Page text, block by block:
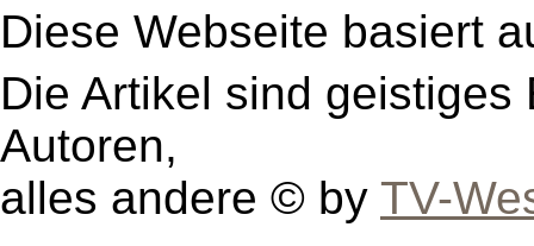
Diese Webseite basiert
Die Artikel sind
Autoren,
alles andere © by TV-